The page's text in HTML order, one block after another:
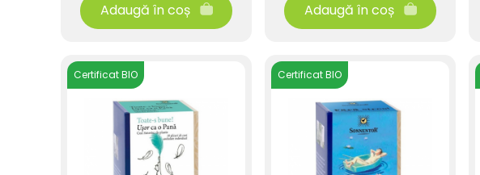
Adaugă în coș Adaugă în coș
Certificat BIO Certificat BIO